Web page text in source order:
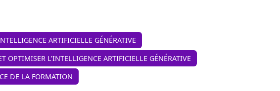
ARTIFICIELLE GÉNÉRATIVE
OPTIMISER L’INTELLIGENCE ARTIFICIELLE GÉNÉRATIVE
DE LA FORMATION